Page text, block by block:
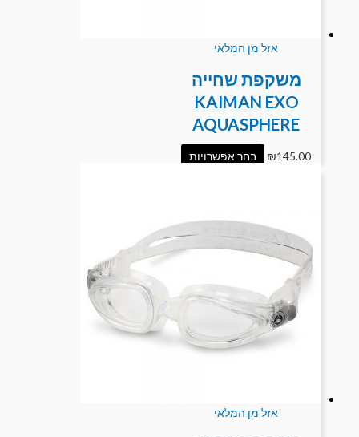
אזל מן המלאי
משקפת שחייה
KAIMAN EXO
AQUASPHERE
₪145.00 בחר אפשרויות
אזל מן המלאי